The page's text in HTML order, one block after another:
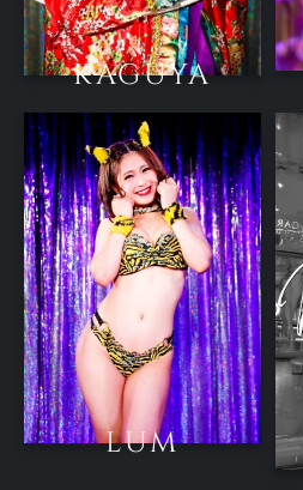
KAGUYA
LUM